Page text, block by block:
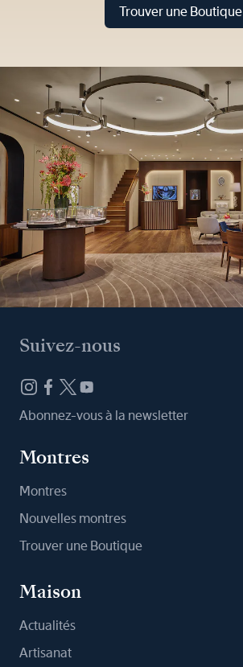
Trouver une Boutique
Suivez-nous
Abonnez-vous à la newsletter
Montres
Montres
Nouvelles montres
Trouver une Boutique
Maison
Actualités
Artisanat